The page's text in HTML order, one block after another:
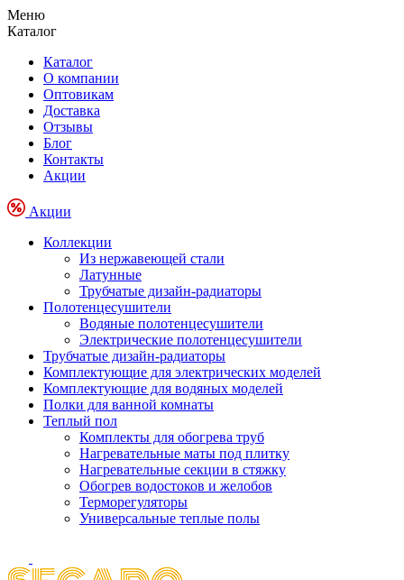
Меню
Каталог
Каталог
О компании
Оптовикам
Доставка
Отзывы
Блог
Контакты
Акции
Акции
Коллекции
Из нержавеющей стали
Латунные
Трубчатые дизайн-радиаторы
Полотенцесушители
Водяные полотенцесушители
Электрические полотенцесушители
Трубчатые дизайн-радиаторы
Комплектующие для электрических моделей
Комплектующие для водяных моделей
Полки для ванной комнаты
Теплый пол
Комплекты для обогрева труб
Нагревательные маты под плитку
Нагревательные секции в стяжку
Обогрев водостоков и желобов
Терморегуляторы
Универсальные теплые полы